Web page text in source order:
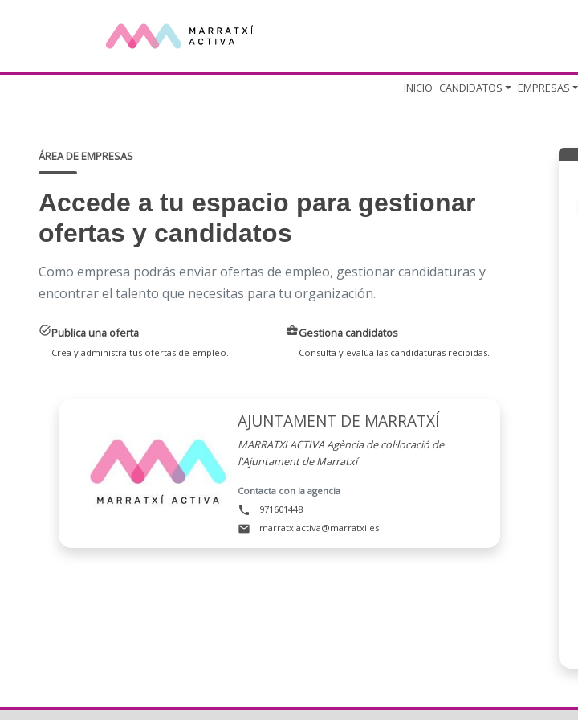
INICIO CANDIDATOS EMPRESAS
ÁREA DE EMPRESAS
Accede a tu espacio para gestionar
ofertas y candidatos
Como empresa podrás enviar ofertas de empleo, gestionar candidaturas y
encontrar el talento que necesitas para tu organización.
task_altPublica una oferta
Crea y administra tus ofertas de empleo.
business_centerGestiona candidatos
Consulta y evalúa las candidaturas recibidas.
AJUNTAMENT DE MARRATXÍ
MARRATXI ACTIVA Agència de col·locació de
l'Ajuntament de Marratxí
Contacta con la agencia
call 971601448
mail marratxiactiva@marratxi.es